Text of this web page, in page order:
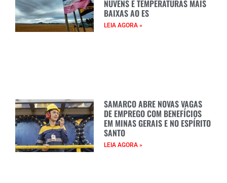
NUVENS E TEMPERATURAS MAIS
BAIXAS AO ES
LEIA AGORA »
SAMARCO ABRE NOVAS VAGAS
DE EMPREGO COM BENEFÍCIOS
EM MINAS GERAIS E NO ESPÍRITO
SANTO
LEIA AGORA »